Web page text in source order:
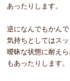
あったりします。
逆になんでもかん
気持ちとしてはスッ
曖昧な状態に耐え
もあったりします。